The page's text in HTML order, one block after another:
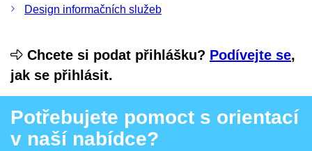
Design informačních služeb
Chcete si podat přihlášku? Podívejte se,
jak se přihlásit.
Potřebujete pomoct s orientací
v naší nabídce?